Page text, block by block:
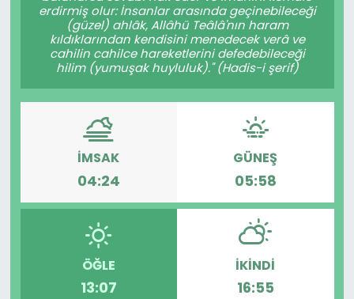
erdirmiş olur: İnsanlar arasında geçinebileceği
(güzel) ahlâk, Allâhü Teâlâ'nın haram
kıldıklarından kendisini menedecek verâ ve
cahilin cahilce hareketlerini defedebileceği
hilim (yumuşak huyluluk)." (Hadis-i şerif)
İMSAK
04:24
GÜNEŞ
05:58
ÖĞLE
13:07
İKINDI
16:55